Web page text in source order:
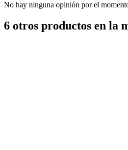
No hay ninguna opinión por el
6 otros productos en la